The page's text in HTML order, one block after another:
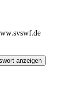
anzeigen